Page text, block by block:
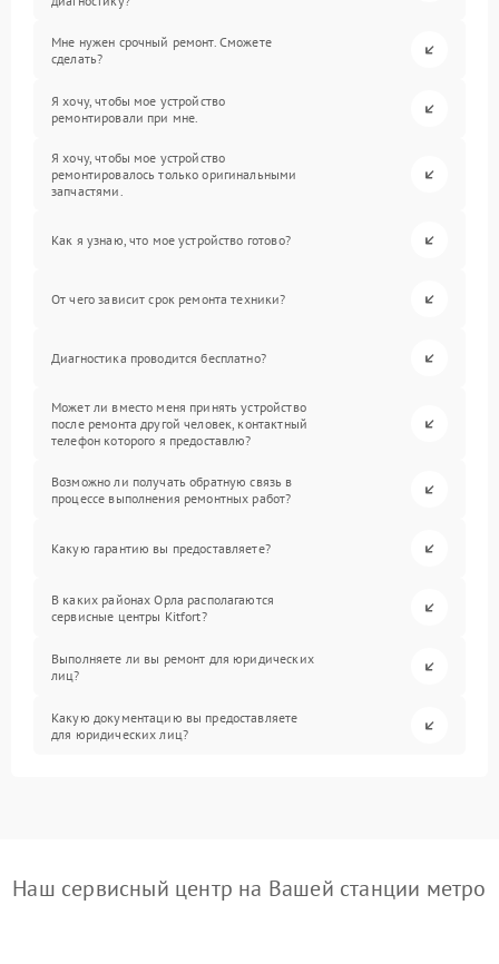
Мне нужен срочный ремонт. Сможете
сделать?
Я хочу, чтобы мое устройство
ремонтировали при мне.
Я хочу, чтобы мое устройство
ремонтировалось только оригинальными
запчастями.
Как я узнаю, что мое устройство готово?
От чего зависит срок ремонта техники?
Диагностика проводится бесплатно?
Может ли вместо меня принять устройство
после ремонта другой человек, контактный
телефон которого я предоставлю?
Возможно ли получать обратную связь в
процессе выполнения ремонтных работ?
Какую гарантию вы предоставляете?
В каких районах Орла располагаются
сервисные центры Kitfort?
Выполняете ли вы ремонт для юридических
лиц?
Какую документацию вы предоставляете
для юридических лиц?
Наш сервисный центр на Вашей станции метро